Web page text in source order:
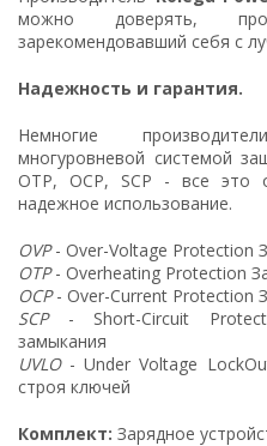
можно доверять,
зарекомендовавший себя с
Надежность и гарантия.
Немногие
многуровневой системой
OTP, OCP, SCP - все это
надежное использование.
OVP- Over-Voltage Protection
OTP- Overheating Protection
OCP- Over-Current Protection
SCP- Short-Circuit
замыкания
UVLO- Under Voltage
строя ключей
Комплект: Зарядное